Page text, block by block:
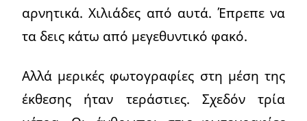
αρνητικά. Χιλιάδες από αυτά. Έπρεπε να
τα δεις κάτω από μεγεθυντικό φακό.
Αλλά μερικές φωτογραφίες στη μέση της
έκθεσης ήταν τεράστιες. Σχεδόν τρία